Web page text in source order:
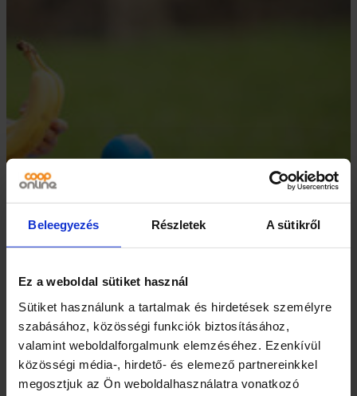
Beleegyezés Részletek A sütikről
Ez a weboldal sütiket használ
Sütiket használunk a tartalmak és hirdetések személyre
szabásához, közösségi funkciók biztosításához,
valamint weboldalforgalmunk elemzéséhez. Ezenkívül
közösségi média-, hirdető- és elemező partnereinkkel
megosztjuk az Ön weboldalhasználatra vonatkozó
Mit csomagoljunk a
gyereknek tízóraira?
A fejlődésben lévő kisiskolások számára igen fontos,
hogy tápanyagban gazdag ételeket fogyasszanak a